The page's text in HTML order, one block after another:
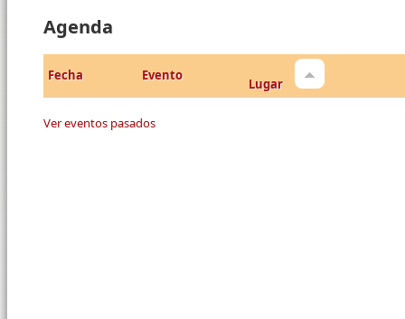
Agenda
Fecha Evento
Lugar
Ver eventos pasados